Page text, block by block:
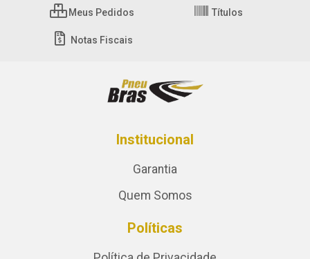
Meus Pedidos Títulos
Notas Fiscais
Institucional
Garantia
Quem Somos
Políticas